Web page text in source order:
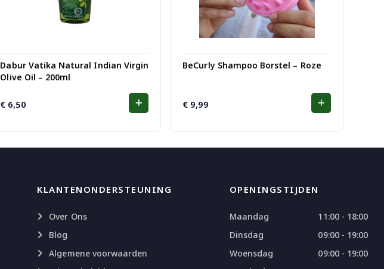
Dabur Vatika Natural Indian Virgin
Olive Oil – 200ml
€ 6,50
BeCurly Shampoo Borstel – Roze
€ 9,99
KLANTENONDERSTEUNING
Over Ons
Blog
Algemene voorwaarden
OPENINGSTIJDEN
Maandag
11:00 - 18:00
Dinsdag
09:00 - 19:00
Woensdag
09:00 - 19:00